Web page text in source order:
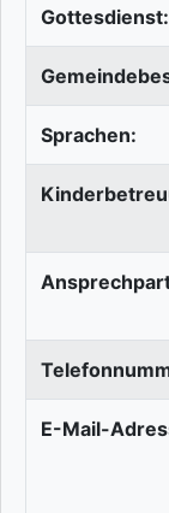
Gottesdienst:
Sprachen:
E-Mail-